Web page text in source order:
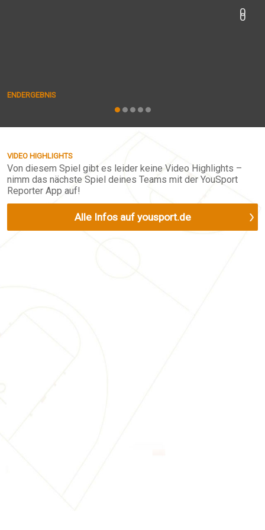
ENDERGEBNIS
0
0
VIDEO HIGHLIGHTS
Von diesem Spiel gibt es leider keine Video Highlights –
nimm das nächste Spiel deines Teams mit der YouSport
Reporter App auf!
Alle Infos auf yousport.de